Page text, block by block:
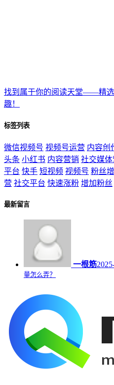
找到属于你的阅读天堂——精
趣！
标签列表
微信视频号 视频号运营 内容创
头条 小红书 内容营销 社交媒体
平台 快手 短视频 视频号 粉丝
营 社交平台 快速涨粉 增加粉丝
最新留言
一根筋
量怎么弄？